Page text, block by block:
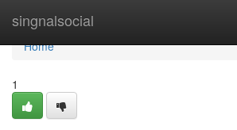
singnalsocial
Home
Home
1